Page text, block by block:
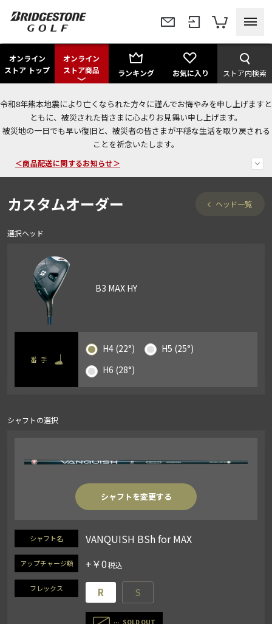
オンライン
ストア トップ
オンライン
ストア商品
ランキング お気に入り ストア内検索
令和8年熊本地震により亡くなられた方々に謹んでお悔やみを申し上げますと
ともに、被災された皆さまに心よりお見舞い申し上げます。
被災地の一日でも早い復旧と、被災者の皆さまが平穏な生活を取り戻される
ことを祈念いたします。
今なら新規会員登録で1,000円OFFクーポンプレゼント！
＜商品配送に関するお知らせ＞
＜夏季休暇中のご注文・発送・お問い合わせ＞
カスタムオーダー ヘッド一覧
選択ヘッド
B3 MAX HY
番手
H4 (22°)
H5 (25°)
H6 (28°)
シャフトの選択
シャフトを変更する
シャフト名 VANQUISH BSh for MAX
アップチャージ額 +￥0
フレックス R S
SOLD OUT